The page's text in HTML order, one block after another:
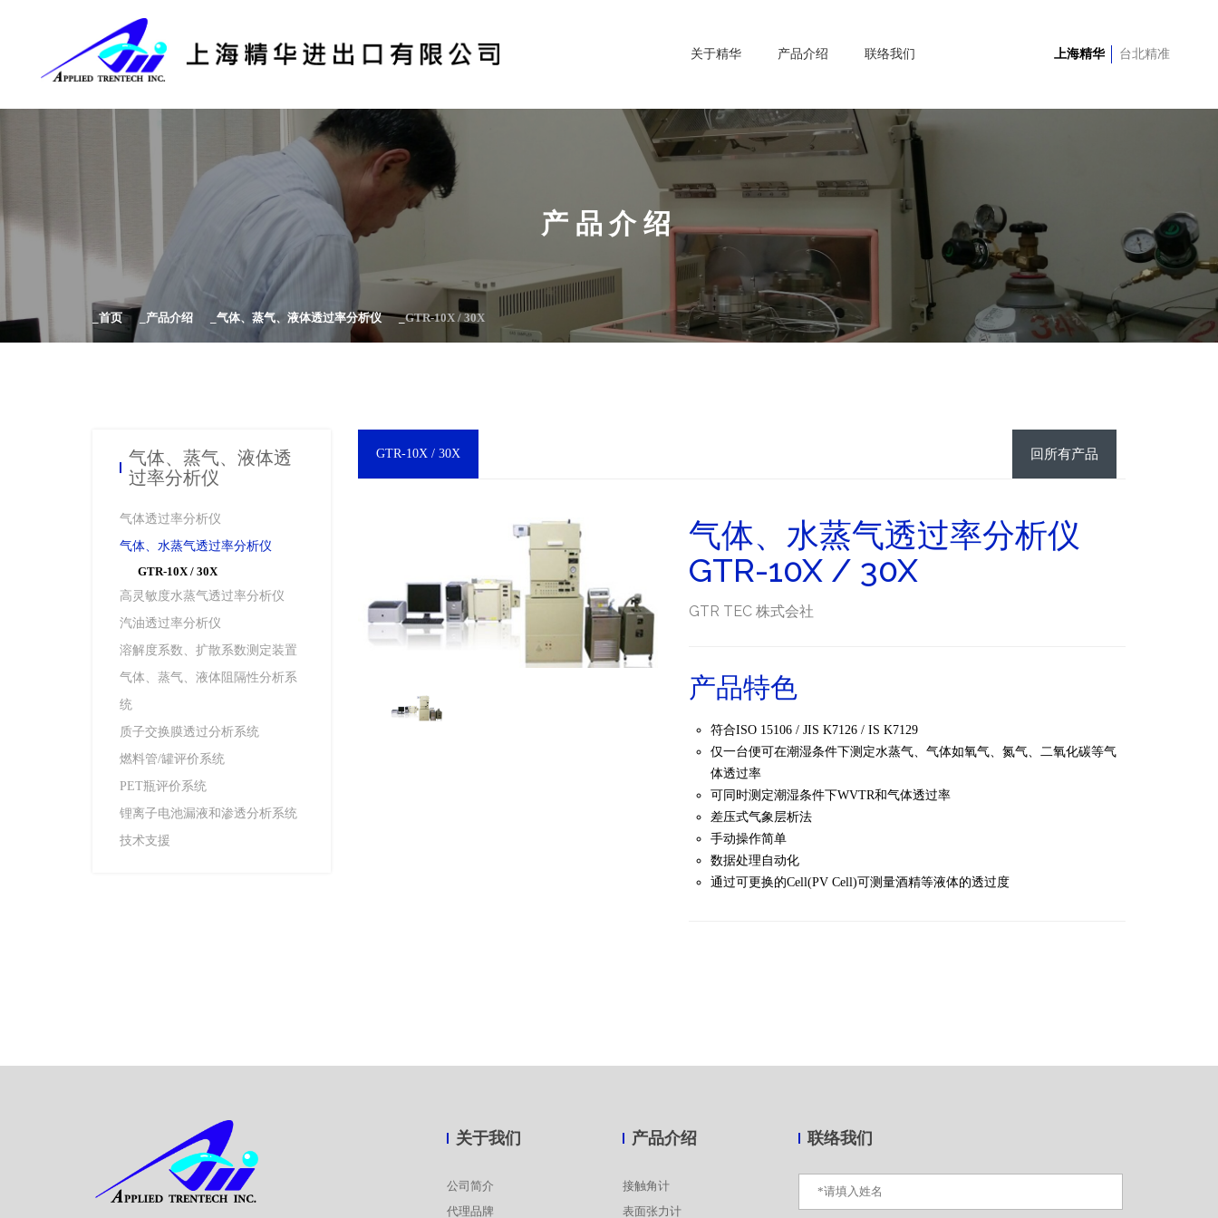
关于精华 产品介绍 联络我们 上海精华 台北精准
产品介绍
首页 产品介绍 气体、蒸气、液体透过率分析仪 GTR-10X / 30X
气体、蒸气、液体透
过率分析仪
气体透过率分析仪
气体、水蒸气透过率分析仪
GTR-10X / 30X
高灵敏度水蒸气透过率分析仪
汽油透过率分析仪
溶解度系数、扩散系数测定装置
气体、蒸气、液体阻隔性分析系
统
质子交换膜透过分析系统
燃料管/罐评价系统
PET瓶评价系统
锂离子电池漏液和渗透分析系统
技术支援
GTR-10X / 30X 回所有产品
气体、水蒸气透过率分析仪
GTR-10X / 30X
GTR TEC 株式会社
产品特色
符合ISO 15106 / JIS K7126 / IS K7129
仅一台便可在潮湿条件下测定水蒸气、气体如氧气、氮气、二氧化碳等气
体透过率
可同时测定潮湿条件下WVTR和气体透过率
差压式气象层析法
手动操作简单
数据处理自动化
通过可更换的Cell(PV Cell)可测量酒精等液体的透过度
关于我们
公司简介
代理品牌
产品介绍
接触角计
表面张力计
联络我们